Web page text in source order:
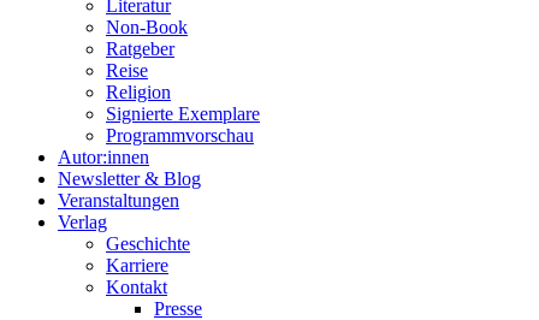
Literatur
Non-Book
Ratgeber
Reise
Religion
Signierte Exemplare
Programmvorschau
Autor:innen
Newsletter & Blog
Veranstaltungen
Verlag
Geschichte
Karriere
Kontakt
Presse